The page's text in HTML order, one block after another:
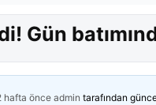
Gün
hafta önceadmin tarafından